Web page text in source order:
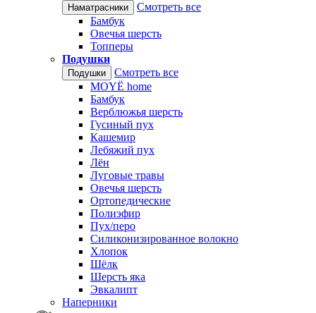
Наматрасники
Смотреть все
Бамбук
Овечья шерсть
Топперы
Подушки
Подушки
Смотреть все
MOYЁ home
Бамбук
Верблюжья шерсть
Гусиный пух
Кашемир
Лебяжий пух
Лён
Луговые травы
Овечья шерсть
Ортопедические
Полиэфир
Пух/перо
Силиконизированное волокно
Хлопок
Шёлк
Шерсть яка
Эвкалипт
Наперники